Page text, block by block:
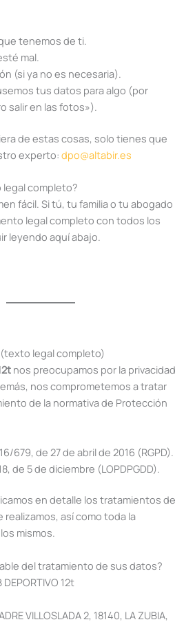
tenemos de ti.
mal.
(si ya no es necesaria).
tus datos para algo (por
salir en las fotos»).
de estas cosas, solo tienes que
experto: dpo@altabir.es
completo?
fácil. Si tú, tu familia o tu abogado
legal completo con todos los
leyendo aquí abajo.
legal completo)
nos preocupamos por la privacidad
nos comprometemos a tratar
de la normativa de Protección
679, de 27 de abril de 2016 (RGPD).
de 5 de diciembre (LOPDPGDD).
en detalle los tratamientos de
así como toda la
mismos.
del tratamiento de sus datos?
DEPORTIVO 12t
VILLOSLADA 2, 18140, LA ZUBIA,